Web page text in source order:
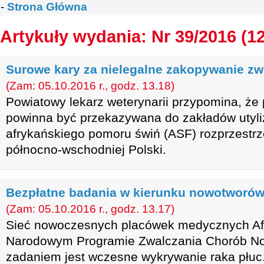
- Strona Główna
Artykuły wydania: Nr 39/2016
Surowe kary za nielegalne zakopywanie
(Zam: 05.10.2016 r., godz. 13.18)
Powiatowy lekarz weterynarii przypomina, że
powinna być przekazywana do zakładów
afrykańskiego pomoru świń (ASF)
północno-wschodniej Polski.
Bezpłatne badania w kierunku
(Zam: 05.10.2016 r., godz. 13.17)
Sieć nowoczesnych placówek medycznych
Narodowym Programie Zwalczania Chorób
zadaniem jest wczesne wykrywanie raka